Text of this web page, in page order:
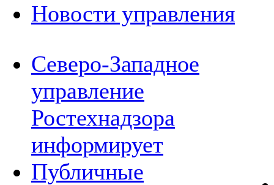
Новости управления
Северо-Западное
управление
Ростехнадзора
информирует
Публичные